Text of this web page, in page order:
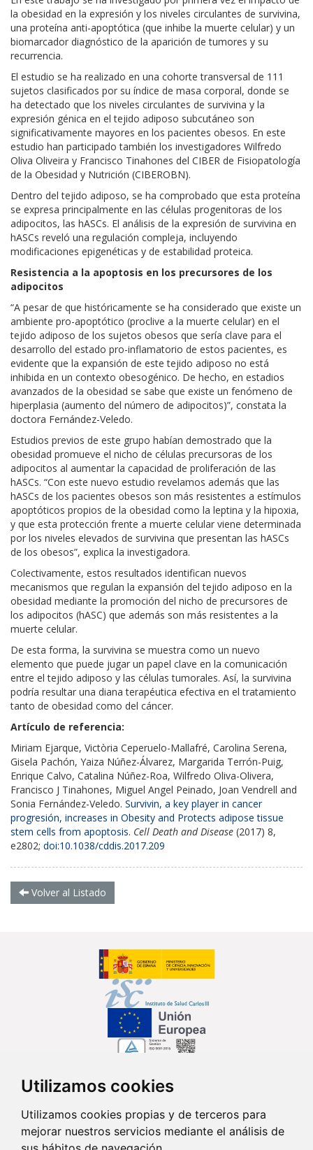
Utilizamos cookies
Utilizamos cookies propias y de terceros para
mejorar nuestros servicios mediante el análisis de
la obesidad en la expresión y los niveles circulantes de survivina,
una proteína anti-apoptótica (que inhibe la muerte celular) y un
biomarcador diagnóstico de la aparición de tumores y su
recurrencia.
El estudio se ha realizado en una cohorte transversal de 111
sujetos clasificados por su índice de masa corporal, donde se
ha detectado que los niveles circulantes de survivina y la
expresión génica en el tejido adiposo subcutáneo son
significativamente mayores en los pacientes obesos. En este
estudio han participado también los investigadores Wilfredo
Oliva Oliveira y Francisco Tinahones del CIBER de Fisiopatología
de la Obesidad y Nutrición (CIBEROBN).
Dentro del tejido adiposo, se ha comprobado que esta proteína
se expresa principalmente en las células progenitoras de los
adipocitos, las hASCs. El análisis de la expresión de survivina en
hASCs reveló una regulación compleja, incluyendo
modificaciones epigenéticas y de estabilidad proteica.
Resistencia a la apoptosis en los precursores de los
adipocitos
“A pesar de que históricamente se ha considerado que existe un
ambiente pro-apoptótico (proclive a la muerte celular) en el
tejido adiposo de los sujetos obesos que sería clave para el
desarrollo del estado pro-inflamatorio de estos pacientes, es
evidente que la expansión de este tejido adiposo no está
inhibida en un contexto obesogénico. De hecho, en estadios
avanzados de la obesidad se sabe que existe un fenómeno de
hiperplasia (aumento del número de adipocitos)”, constata la
doctora Fernández-Veledo.
Estudios previos de este grupo habían demostrado que la
obesidad promueve el nicho de células precursoras de los
adipocitos al aumentar la capacidad de proliferación de las
hASCs. “Con este nuevo estudio revelamos además que las
hASCs de los pacientes obesos son más resistentes a estímulos
apoptóticos propios de la obesidad como la leptina y la hipoxia,
y que esta protección frente a muerte celular viene determinada
por los niveles elevados de survivina que presentan las hASCs
de los obesos”, explica la investigadora.
Colectivamente, estos resultados identifican nuevos
mecanismos que regulan la expansión del tejido adiposo en la
obesidad mediante la promoción del nicho de precursores de
los adipocitos (hASC) que además son más resistentes a la
muerte celular.
De esta forma, la survivina se muestra como un nuevo
elemento que puede jugar un papel clave en la comunicación
entre el tejido adiposo y las células tumorales. Así, la survivina
podría resultar una diana terapéutica efectiva en el tratamiento
tanto de obesidad como del cáncer.
Artículo de referencia:
Miriam Ejarque, Victòria Ceperuelo-Mallafré, Carolina Serena,
Gisela Pachón, Yaiza Núñez-Álvarez, Margarida Terrón-Puig,
Enrique Calvo, Catalina Núñez-Roa, Wilfredo Oliva-Olivera,
Francisco J Tinahones, Miguel Angel Peinado, Joan Vendrell and
Sonia Fernández-Veledo. Survivin, a key player in cancer
progresión, increases in Obesity and Protects adipose tissue
stem cells from apoptosis. Cell Death and Disease (2017) 8,
e2802; doi:10.1038/cddis.2017.209
Volver al Listado
Síguenos en...
Contacto